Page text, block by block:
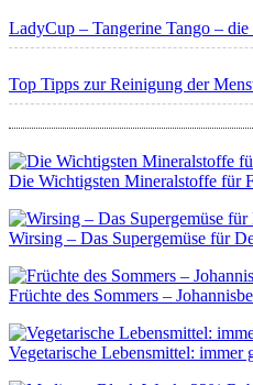
LadyCup – Tangerine Tango –
Top Tipps zur Reinigung der
Die Wichtigsten Mineralstoffe für
Wirsing – Das Supergemüse für
Früchte des Sommers –
Vegetarische Lebensmittel: immer